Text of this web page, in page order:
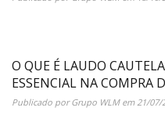
O QUE É LAUDO
ESSENCIAL NA COMPRA
Publicado porGrupo WLMem21/07/